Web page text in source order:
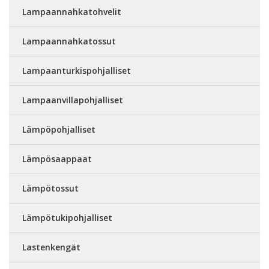
Lampaannahkatohvelit
Lampaannahkatossut
Lampaanturkispohjalliset
Lampaanvillapohjalliset
Lämpöpohjalliset
Lämpösaappaat
Lämpötossut
Lämpötukipohjalliset
Lastenkengät